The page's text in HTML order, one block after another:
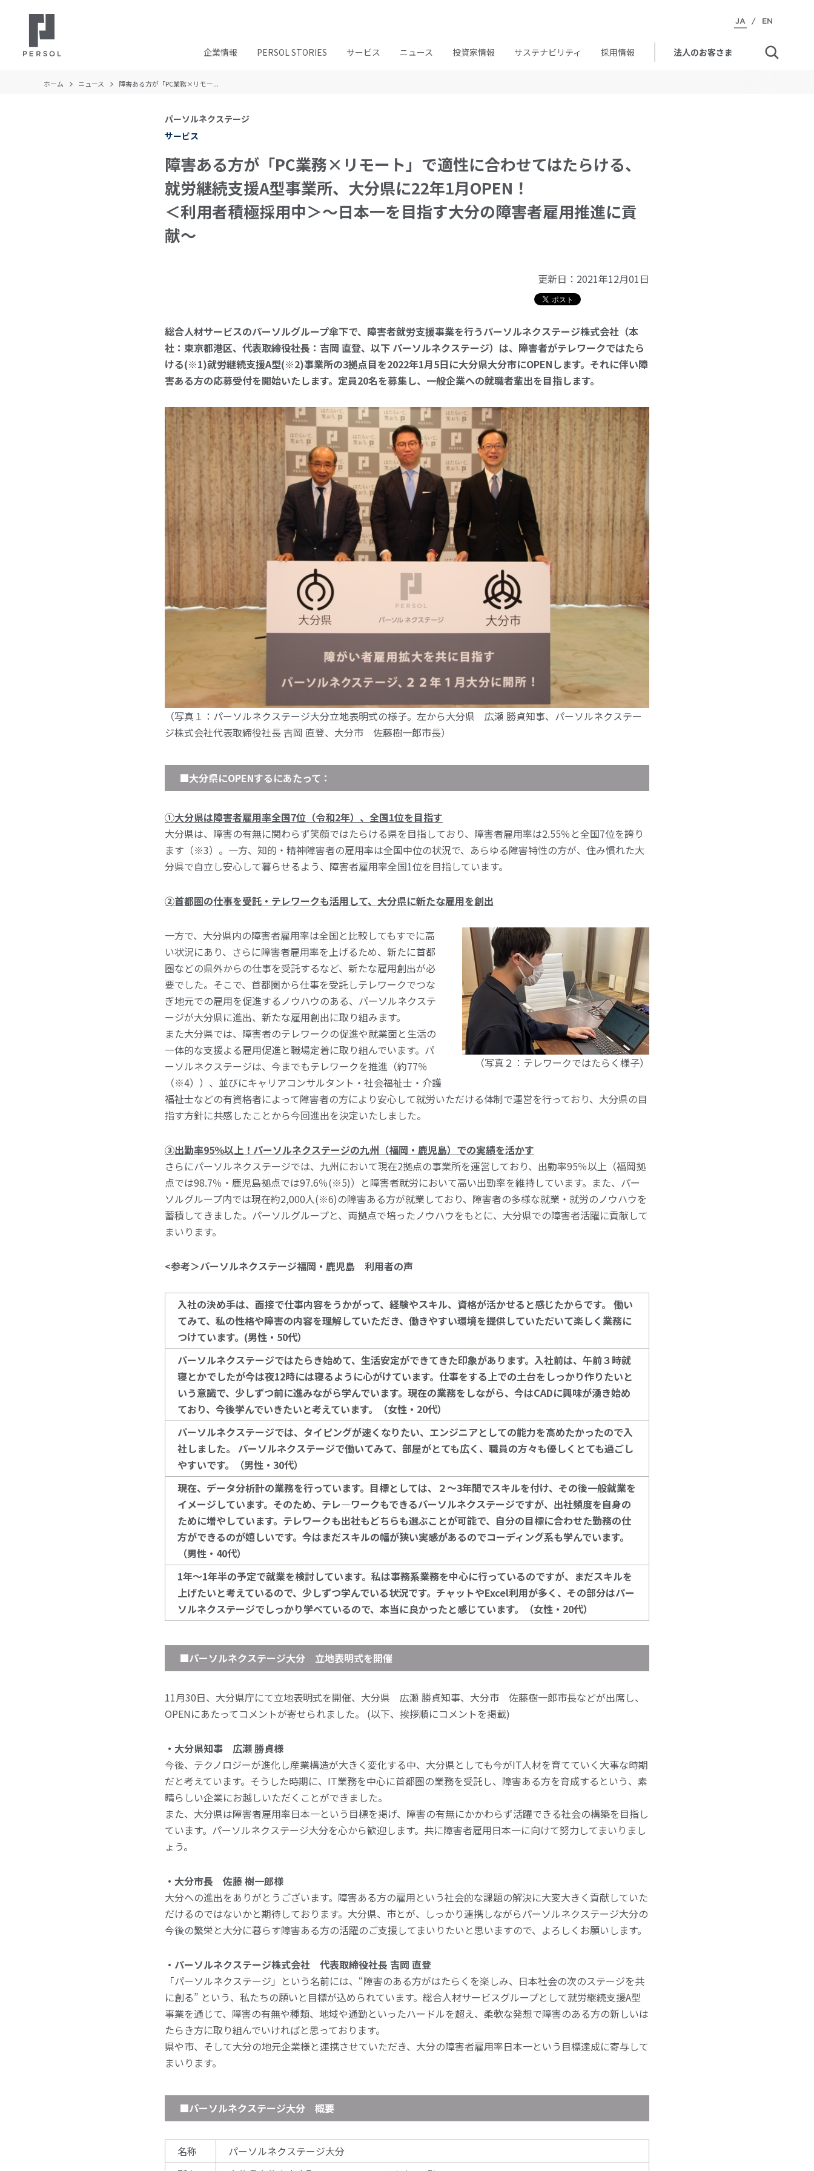
JA / EN
企業情報 PERSOL STORIES サービス ニュース 投資家情報 サステナビリティ 採用情報 法人のお客さま
ホーム ニュース 障害ある方が「PC業務×リモー...
パーソルネクステージ
サービス
障害ある方が「PC業務×リモート」で適性に合わせてはたらける、
就労継続支援A型事業所、大分県に22年1月OPEN！
＜利用者積極採用中＞～日本一を目指す大分の障害者雇用推進に貢
献～
更新日： 2021年12月01日
総合人材サービスのパーソルグループ傘下で、障害者就労支援事業を行うパーソルネクステージ株式会社（本
社：東京都港区、代表取締役社長：吉岡 直登、以下 パーソルネクステージ）は、障害者がテレワークではたら
ける(※1)就労継続支援A型(※2)事業所の3拠点目を2022年1月5日に大分県大分市にOPENします。それに伴い障
害ある方の応募受付を開始いたします。定員20名を募集し、一般企業への就職者輩出を目指します。
（写真１：パーソルネクステージ大分立地表明式の様子。左から大分県 広瀬 勝貞知事、パーソルネクステー
ジ株式会社代表取締役社長 吉岡 直登、大分市 佐藤樹一郎市長）
■大分県にOPENするにあたって：
①大分県は障害者雇用率全国7位（令和2年）、全国1位を目指す
大分県は、障害の有無に関わらず笑顔ではたらける県を目指しており、障害者雇用率は2.55％と全国7位を誇り
ます（※3）。一方、知的・精神障害者の雇用率は全国中位の状況で、あらゆる障害特性の方が、住み慣れた大
分県で自立し安心して暮らせるよう、障害者雇用率全国1位を目指しています。
②首都圏の仕事を受託・テレワークも活用して、大分県に新たな雇用を創出
（写真２：テレワークではたらく様子）
一方で、大分県内の障害者雇用率は全国と比較してもすでに高
い状況にあり、さらに障害者雇用率を上げるため、新たに首都
圏などの県外からの仕事を受託するなど、新たな雇用創出が必
要でした。そこで、首都圏から仕事を受託しテレワークでつな
ぎ地元での雇用を促進するノウハウのある、パーソルネクステ
ージが大分県に進出、新たな雇用創出に取り組みます。
また大分県では、障害者のテレワークの促進や就業面と生活の
一体的な支援よる雇用促進と職場定着に取り組んでいます。パ
ーソルネクステージは、今までもテレワークを推進（約77％
（※4））、並びにキャリアコンサルタント・社会福祉士・介護
福祉士などの有資格者によって障害者の方により安心して就労いただける体制で運営を行っており、大分県の目
指す方針に共感したことから今回進出を決定いたしました。
③出勤率95％以上！パーソルネクステージの九州（福岡・鹿児島）での実績を活かす
さらにパーソルネクステージでは、九州において現在2拠点の事業所を運営しており、出勤率95％以上（福岡拠
点では98.7％・鹿児島拠点では97.6％(※5)）と障害者就労において高い出勤率を維持しています。また、パー
ソルグループ内では現在約2,000人(※6)の障害ある方が就業しており、障害者の多様な就業・就労のノウハウを
蓄積してきました。パーソルグループと、両拠点で培ったノウハウをもとに、大分県での障害者活躍に貢献して
まいります。
<参考＞パーソルネクステージ福岡・鹿児島 利用者の声
入社の決め手は、面接で仕事内容をうかがって、経験やスキル、資格が活かせると感じたからです。 働い
てみて、私の性格や障害の内容を理解していただき、働きやすい環境を提供していただいて楽しく業務に
つけています。 (男性・50代）
パーソルネクステージではたらき始めて、生活安定ができてきた印象があります。入社前は、午前３時就
寝とかでしたが今は夜12時には寝るように心がけています。仕事をする上での土台をしっかり作りたいと
いう意識で、少しずつ前に進みながら学んでいます。現在の業務をしながら、今はCADに興味が湧き始め
ており、今後学んでいきたいと考えています。（女性・20代）
パーソルネクステージでは、 タイピングが速くなりたい、エンジニアとしての能力を高めたかったので入
社しました。
パーソルネクステージで働いてみて、 部屋がとても広く、職員の方々も優しくとても過ごし
やすいです。
（男性・30代）
現在、データ分析計の業務を行っています。目標としては、２～3年間でスキルを付け、その後一般就業を
イメージしています。そのため、テレ―ワークもできるパーソルネクステージですが、出社頻度を自身の
ために増やしています。テレワークも出社もどちらも選ぶことが可能で、自分の目標に合わせた勤務の仕
方ができるのが嬉しいです。今はまだスキルの幅が狭い実感があるのでコーディング系も学んでいます。
（男性・40代）
1年～1年半の予定で就業を検討しています。私は事務系業務を中心に行っているのですが、まだスキルを
上げたいと考えているので、少しずつ学んでいる状況です。チャットやExcel利用が多く、その部分はパー
ソルネクステージでしっかり学べているので、本当に良かったと感じています。（女性・20代）
■パーソルネクステージ大分 立地表明式を開催
11月30日、大分県庁にて立地表明式を開催、大分県 広瀬 勝貞知事、大分市 佐藤樹一郎市長などが出席し、
OPENにあたってコメントが寄せられました。 (以下、挨拶順にコメントを掲載)
・大分県知事 広瀬 勝貞様
今後、テクノロジーが進化し産業構造が大きく変化する中、大分県としても今がIT人材を育てていく大事な時期
だと考えています。そうした時期に、IT業務を中心に首都圏の業務を受託し、障害ある方を育成するという、素
晴らしい企業にお越しいただくことができました。
また、大分県は障害者雇用率日本一という目標を掲げ、障害の有無にかかわらず活躍できる社会の構築を目指し
ています。パーソルネクステージ大分を心から歓迎します。共に障害者雇用日本一に向けて努力してまいりまし
ょう。
・大分市長 佐藤 樹一郎様
大分への進出をありがとうございます。障害ある方の雇用という社会的な課題の解決に大変大きく貢献していた
だけるのではないかと期待しております。大分県、市とが、しっかり連携しながらパーソルネクステージ大分の
今後の繁栄と大分に暮らす障害ある方の活躍のご支援してまいりたいと思いますので、よろしくお願いします。
・パーソルネクステージ株式会社 代表取締役社長 吉岡 直登
「パーソルネクステージ」という名前には、“障害のある方がはたらくを楽しみ、日本社会の次のステージを共
に創る” という、私たちの願いと目標が込められています。総合人材サービスグループとして就労継続支援A型
事業を通じて、障害の有無や種類、地域や通勤といったハードルを超え、柔軟な発想で障害のある方の新しいは
たらき方に取り組んでいければと思っております。
県や市、そして大分の地元企業様と連携させていただき、大分の障害者雇用率日本一という目標達成に寄与して
まいります。
■パーソルネクステージ大分 概要
名称
パーソルネクステージ大分